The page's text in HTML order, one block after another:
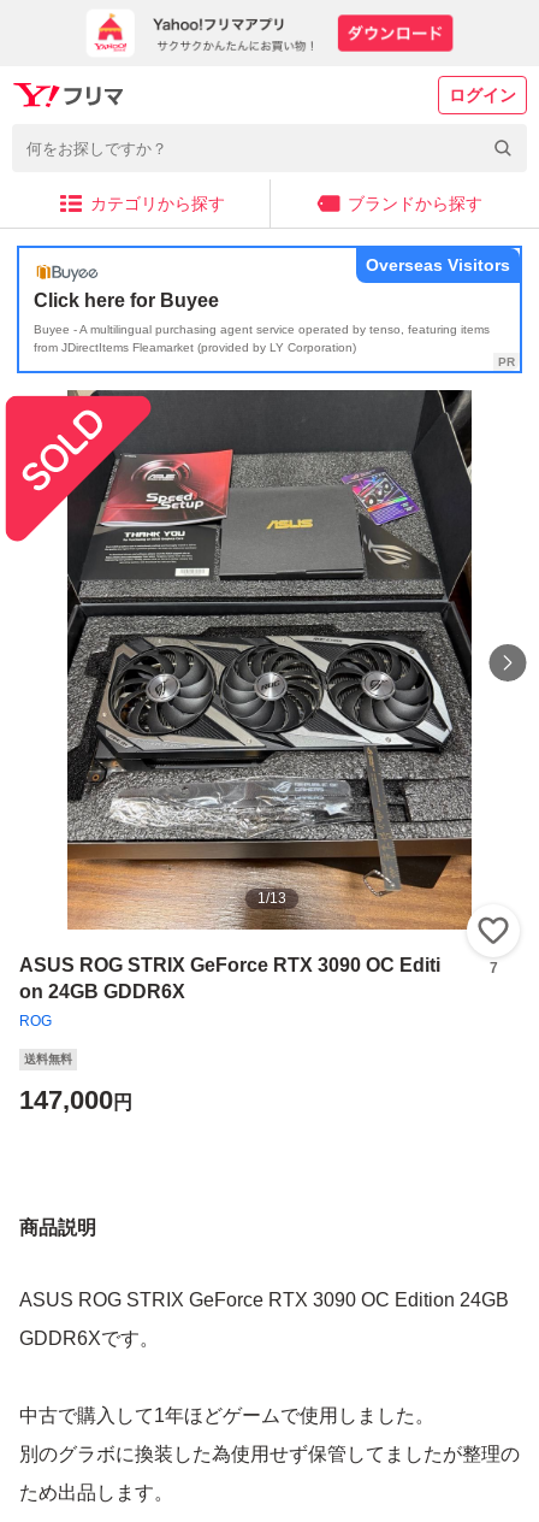
ログイン
カテゴリから探す ブランドから探す
Click here for Buyee
Buyee - A multilingual purchasing agent service operated by tenso, featuring items
from JDirectItems Fleamarket (provided by LY Corporation)
Overseas Visitors
1/13
ASUS ROG STRIX GeForce RTX 3090 OC Editi
on 24GB GDDR6X
ROG
7
送料無料
147,000円
商品説明
ASUS ROG STRIX GeForce RTX 3090 OC Edition 24GB
GDDR6Xです。
中古で購入して1年ほどゲームで使用しました。
別のグラボに換装した為使用せず保管してましたが整理の
ため出品します。